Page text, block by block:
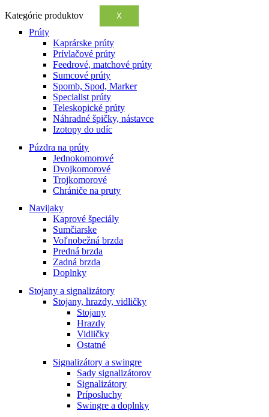
Kategórie produktov X
Prúty
Kaprárske prúty
Prívlačové prúty
Feedrové, matchové prúty
Sumcové prúty
Spomb, Spod, Marker
Specialist prúty
Teleskopické prúty
Náhradné špičky, nástavce
Izotopy do udíc
Púzdra na prúty
Jednokomorové
Dvojkomorové
Trojkomorové
Chrániče na pruty
Navijaky
Kaprové špeciály
Sumčiarske
Voľnobežná brzda
Predná brzda
Zadná brzda
Doplnky
Stojany a signalizátory
Stojany, hrazdy, vidličky
Stojany
Hrazdy
Vidličky
Ostatné
Signalizátory a swingre
Sady signalizátorov
Signalizátory
Príposluchy
Swingre a doplnky